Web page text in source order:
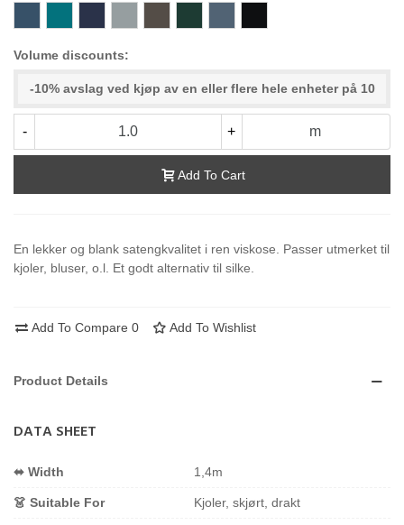
BlåLillaBlack
Volume discounts:
-10% avslag ved kjøp av en eller flere hele enheter på 10
- + m
Add To Cart
En lekker og blank satengkvalitet i ren viskose. Passer utmerket til
kjoler, bluser, o.l. Et godt alternativ til silke.
Add To Compare 0 Add To Wishlist
Product Details
DATA SHEET
⬌ Width 1,4m
👗 Suitable For Kjoler, skjørt, drakt